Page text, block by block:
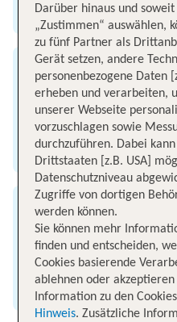
Zum Web Check-in
Servicepakete &
Flexibel bleiben und
Stornierung Vorteile
Servicepakete &
Verpflegung an Board
Bereits vor Abflug
Blick in die Menükarte
Zum Snack- &
Darüber hinaus und
„Zustimmen“ auswählen,
zu fünf Partner als
Gerät setzen, andere
personenbezogene Daten
erheben und verarbeiten,
unserer Webseite
vorzuschlagen sowie
durchzuführen. Dabei
Drittstaaten [z.B. USA]
Datenschutzniveau
Zugriffe von dortigen
werden können.
Sie können mehr
finden und entscheiden,
Cookies basierende
ablehnen oder
Information zu den
Hinweis. Zusätzliche